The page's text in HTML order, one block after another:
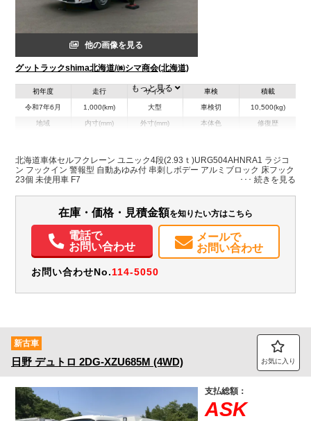
他の画像を見る
グットラックshima北海道/㈱シマ商会(北海道)
初年度
令和7年6月
走行
1,000(km)
サイズ
大型
車検
車検切
積載
10,500(kg)
地域 内寸(mm)
H:260
外寸(mm)
H:3,710
本体色 修復歴
バックモニター
もっと見る
北海道車体セルフクレーン ユニック4段(2.93ｔ)URG504AHNRA1 ラジコ
ン フックイン 警報型 自動あゆみ付 串刺しボデー アルミブロック 床フック
23個 未使用車 F7
在庫・価格・見積金額を知りたい方はこちら
電話で
お問い合わせ
メールで
お問い合わせ
お問い合わせNo.114-5050
新古車
日野 デュトロ 2DG-XZU685M (4WD) お気に入り
支払総額：
ASK